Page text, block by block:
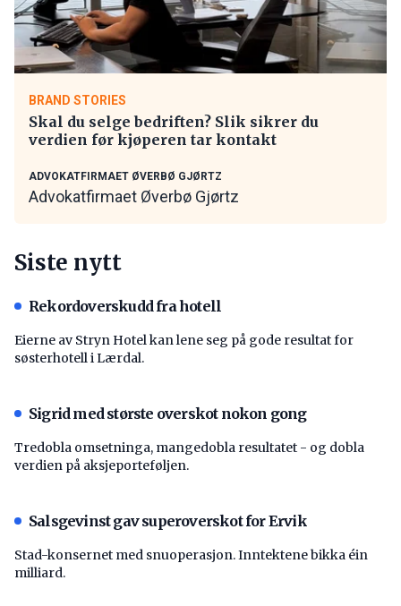
BRAND STORIES
Skal du selge bedriften? Slik sikrer du
verdien før kjøperen tar kontakt
ADVOKATFIRMAET ØVERBØ GJØRTZ
Advokatfirmaet Øverbø Gjørtz
Siste nytt
Rekordoverskudd fra hotell
Eierne av Stryn Hotel kan lene seg på gode resultat for
søsterhotell i Lærdal.
Sigrid med største overskot nokon gong
Tredobla omsetninga, mangedobla resultatet - og dobla
verdien på aksjeporteføljen.
Salsgevinst gav superoverskot for Ervik
Stad-konsernet med snuoperasjon. Inntektene bikka éin
milliard.